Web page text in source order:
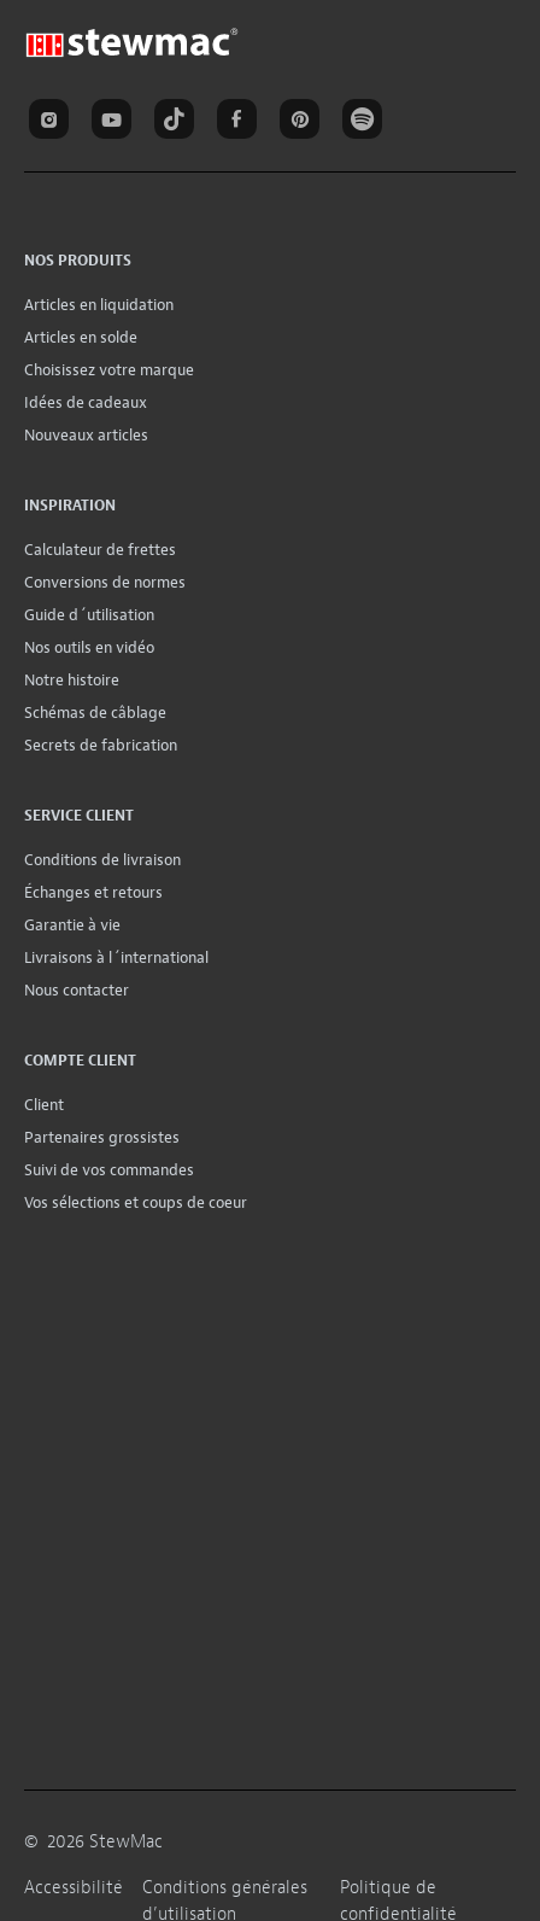
NOS PRODUITS
Articles en liquidation
Articles en solde
Choisissez votre marque
Idées de cadeaux
Nouveaux articles
INSPIRATION
Calculateur de frettes
Conversions de normes
Guide d´utilisation
Nos outils en vidéo
Notre histoire
Schémas de câblage
Secrets de fabrication
SERVICE CLIENT
Conditions de livraison
Échanges et retours
Garantie à vie
Livraisons à l´international
Nous contacter
COMPTE CLIENT
Client
Partenaires grossistes
Suivi de vos commandes
Vos sélections et coups de coeur
© 2026 StewMac
Accessibilité
Conditions générales
d’utilisation
Politique de
confidentialité